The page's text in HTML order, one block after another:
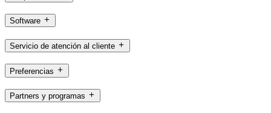
Software
Servicio de atención al cliente
Preferencias
Partners y programas